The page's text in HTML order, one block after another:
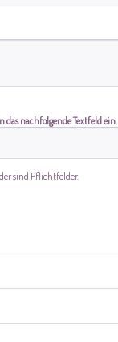
das nachfolgende Textfeld ein.
sind Pflichtfelder.